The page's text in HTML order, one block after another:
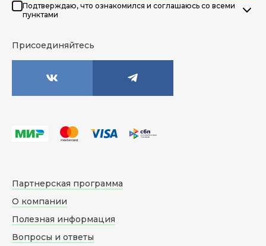
Подтверждаю, что ознакомился и соглашаюсь со всеми
пунктами
Присоединяйтесь
Партнерская программа
О компании
Полезная информация
Вопросы и ответы